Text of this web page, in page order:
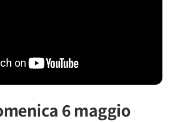
6 maggio